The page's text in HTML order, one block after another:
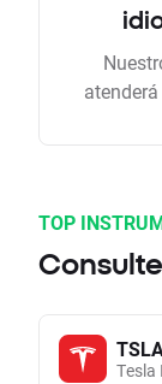
TOP
Tesla